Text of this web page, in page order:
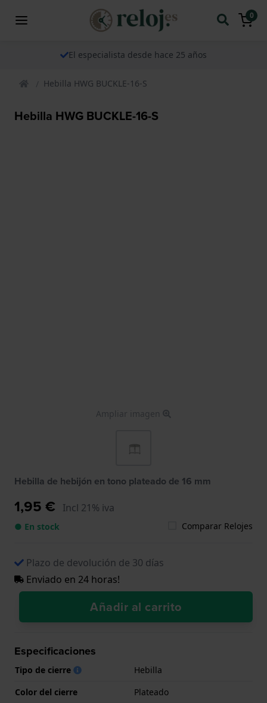
0
El especialista desde hace 25 años
Hebilla HWG BUCKLE-16-S
Hebilla HWG BUCKLE-16-S
Ampliar imagen
Hebilla de hebijón en tono plateado de 16 mm
1,95 € Incl 21% iva
● En stock Comparar Relojes
Plazo de devolución de 30 días
Enviado en 24 horas!
Añadir al carrito
Especificaciones
Tipo de cierre
Hebilla
Color del cierre
Plateado